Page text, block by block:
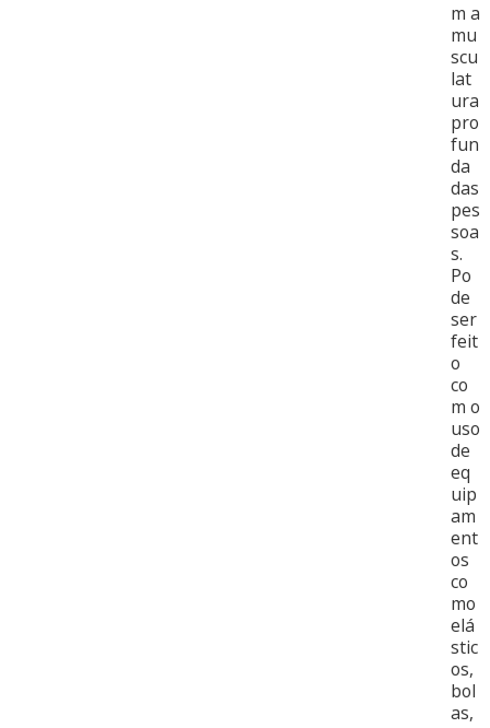
m a
mu
scu
lat
ura
pro
fun
da
das
pes
soa
s.
Po
de
ser
feit
o
co
m o
uso
de
eq
uip
am
ent
os
co
mo
elá
stic
os,
bol
as,